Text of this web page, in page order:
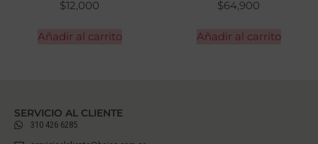
$12,000
Añadir al carrito
$64,900
Añadir al carrito
SERVICIO AL CLIENTE
310 426 6285